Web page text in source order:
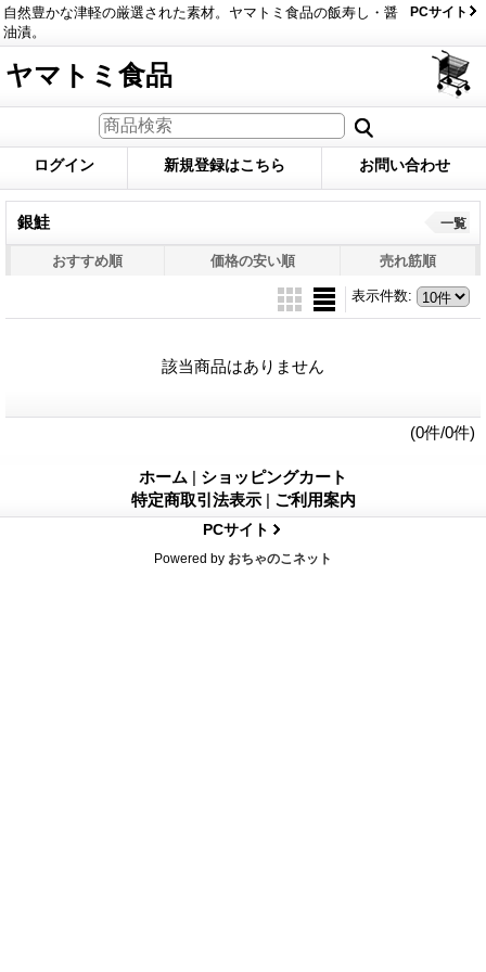
自然豊かな津軽の厳選された素材。ヤマトミ食品の飯寿し・醤
油漬。
PCサイト
ヤマトミ食品
ログイン 新規登録はこちら お問い合わせ
銀鮭 一覧
おすすめ順 価格の安い順 売れ筋順
表示件数:
該当商品はありません
(0件/0件)
ホーム | ショッピングカート
特定商取引法表示 | ご利用案内
PCサイト
Powered by おちゃのこネット